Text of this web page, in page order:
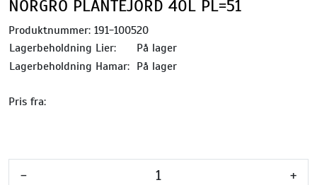
NORGRO PLANTEJORD 40L PL=51
Produktnummer: 191-100520
Lagerbeholdning Lier:
På lager
Lagerbeholdning Hamar: På lager
Pris fra:
- +